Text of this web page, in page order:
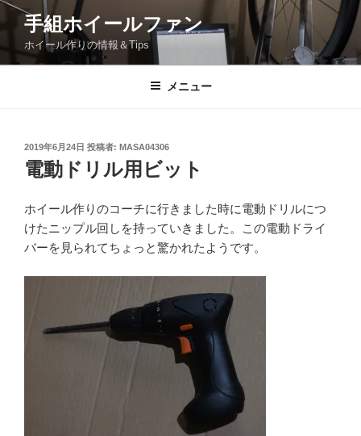
コ
テ
ン
手組ホイールファン
ホイール作りの情報＆Tips
メニュー
投
稿
日:
2019年6月24日 投稿者: MASA04306
電動ドリル用ビット
ホイール作りのコーチに行きました時に電動ドリルにつ
けたニップル回しを持っていきました。この電動ドライ
バーを見られてちょっと驚かれたようです。